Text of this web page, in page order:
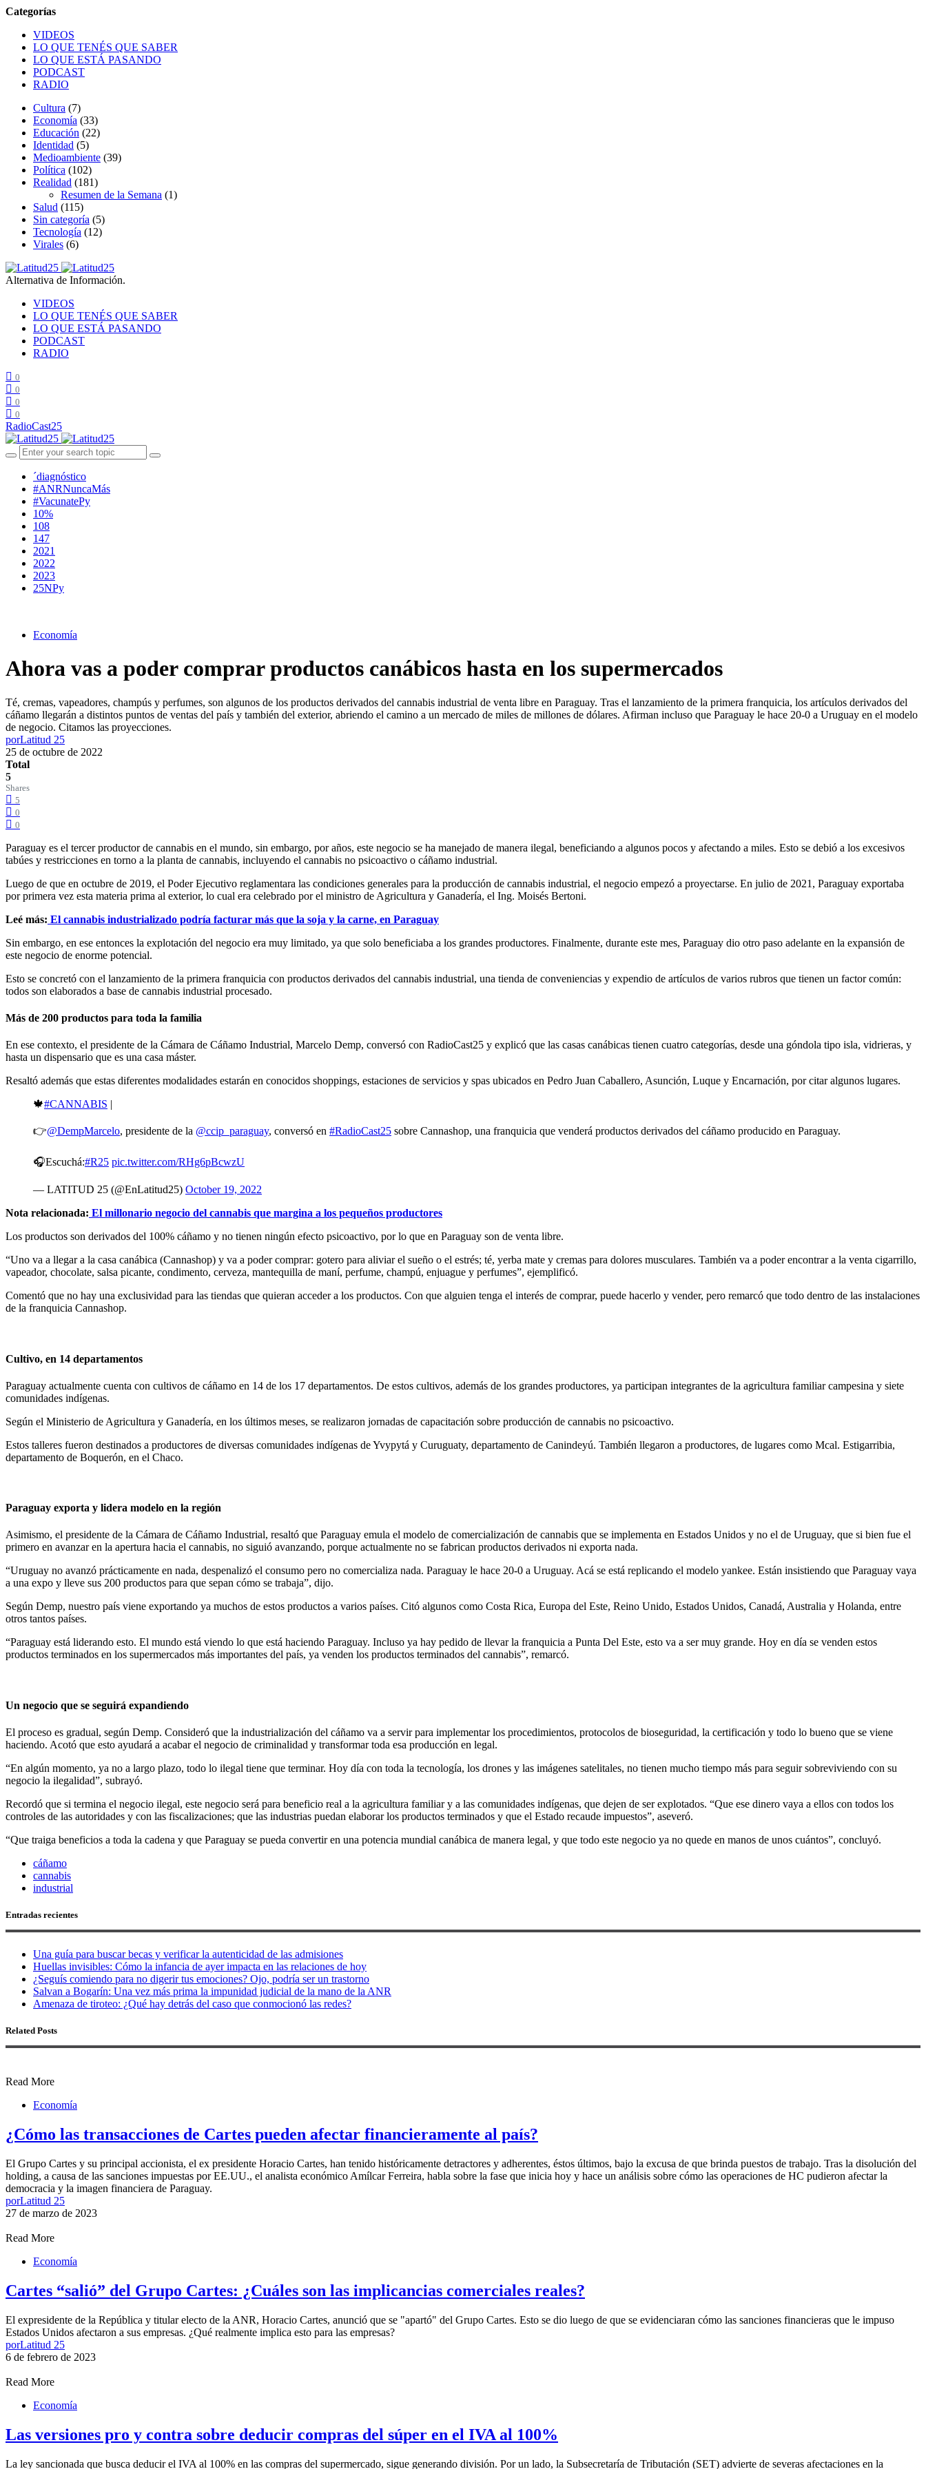
VIDEOS
LO QUE TENÉS QUE SABER
LO QUE ESTÁ PASANDO
PODCAST
RADIO
Cultura (7)
Economía (33)
Educación (22)
Identidad (5)
Medioambiente (39)
Política (102)
Realidad (181)
Resumen de la Semana (1)
Salud (115)
Sin categoría (5)
Tecnología (12)
Virales (6)
Alternativa de Información.
VIDEOS
LO QUE TENÉS QUE SABER
LO QUE ESTÁ PASANDO
PODCAST
RADIO
0
0
0
0
RadioCast25
´diagnóstico
#ANRNuncaMás
#VacunatePy
10%
108
147
2021
2022
2023
25NPy
Economía
Ahora vas a poder comprar productos canábicos hasta en los supermercados
Té, cremas, vapeadores, champús y perfumes, son algunos de los productos derivados del cannabis industrial de venta libre en Paraguay. Tras el lanzamiento de la primera franquicia, los artículos derivados del
cáñamo llegarán a distintos puntos de ventas del país y también del exterior, abriendo el camino a un mercado de miles de millones de dólares. Afirman incluso que Paraguay le hace 20-0 a Uruguay en el modelo
de negocio. Citamos las proyecciones.
porLatitud 25
25 de octubre de 2022
Total
5
Shares
5
0
0
Paraguay es el tercer productor de cannabis en el mundo, sin embargo, por años, este negocio se ha manejado de manera ilegal, beneficiando a algunos pocos y afectando a miles. Esto se debió a los excesivos
tabúes y restricciones en torno a la planta de cannabis, incluyendo el cannabis no psicoactivo o cáñamo industrial.
Luego de que en octubre de 2019, el Poder Ejecutivo reglamentara las condiciones generales para la producción de cannabis industrial, el negocio empezó a proyectarse. En julio de 2021, Paraguay exportaba
por primera vez esta materia prima al exterior, lo cual era celebrado por el ministro de Agricultura y Ganadería, el Ing. Moisés Bertoni.
Leé más: El cannabis industrializado podría facturar más que la soja y la carne, en Paraguay
Sin embargo, en ese entonces la explotación del negocio era muy limitado, ya que solo beneficiaba a los grandes productores. Finalmente, durante este mes, Paraguay dio otro paso adelante en la expansión de
este negocio de enorme potencial.
Esto se concretó con el lanzamiento de la primera franquicia con productos derivados del cannabis industrial, una tienda de conveniencias y expendio de artículos de varios rubros que tienen un factor común:
todos son elaborados a base de cannabis industrial procesado.
Más de 200 productos para toda la familia
En ese contexto, el presidente de la Cámara de Cáñamo Industrial, Marcelo Demp, conversó con RadioCast25 y explicó que las casas canábicas tienen cuatro categorías, desde una góndola tipo isla, vidrieras, y
hasta un dispensario que es una casa máster.
Resaltó además que estas diferentes modalidades estarán en conocidos shoppings, estaciones de servicios y spas ubicados en Pedro Juan Caballero, Asunción, Luque y Encarnación, por citar algunos lugares.
🍁#CANNABIS |
👉@DempMarcelo, presidente de la @ccip_paraguay, conversó en #RadioCast25 sobre Cannashop, una franquicia que venderá productos derivados del cáñamo producido en Paraguay.
🎧Escuchá:#R25 pic.twitter.com/RHg6pBcwzU
— LATITUD 25 (@EnLatitud25) October 19, 2022
Nota relacionada: El millonario negocio del cannabis que margina a los pequeños productores
Los productos son derivados del 100% cáñamo y no tienen ningún efecto psicoactivo, por lo que en Paraguay son de venta libre.
“Uno va a llegar a la casa canábica (Cannashop) y va a poder comprar: gotero para aliviar el sueño o el estrés; té, yerba mate y cremas para dolores musculares. También va a poder encontrar a la venta cigarrillo,
vapeador, chocolate, salsa picante, condimento, cerveza, mantequilla de maní, perfume, champú, enjuague y perfumes”, ejemplificó.
Comentó que no hay una exclusividad para las tiendas que quieran acceder a los productos. Con que alguien tenga el interés de comprar, puede hacerlo y vender, pero remarcó que todo dentro de las instalaciones
de la franquicia Cannashop.
Cultivo, en 14 departamentos
Paraguay actualmente cuenta con cultivos de cáñamo en 14 de los 17 departamentos. De estos cultivos, además de los grandes productores, ya participan integrantes de la agricultura familiar campesina y siete
comunidades indígenas.
Según el Ministerio de Agricultura y Ganadería, en los últimos meses, se realizaron jornadas de capacitación sobre producción de cannabis no psicoactivo.
Estos talleres fueron destinados a productores de diversas comunidades indígenas de Yvypytá y Curuguaty, departamento de Canindeyú. También llegaron a productores, de lugares como Mcal. Estigarribia,
departamento de Boquerón, en el Chaco.
Paraguay exporta y lidera modelo en la región
Asimismo, el presidente de la Cámara de Cáñamo Industrial, resaltó que Paraguay emula el modelo de comercialización de cannabis que se implementa en Estados Unidos y no el de Uruguay, que si bien fue el
primero en avanzar en la apertura hacia el cannabis, no siguió avanzando, porque actualmente no se fabrican productos derivados ni exporta nada.
“Uruguay no avanzó prácticamente en nada, despenalizó el consumo pero no comercializa nada. Paraguay le hace 20-0 a Uruguay. Acá se está replicando el modelo yankee. Están insistiendo que Paraguay vaya
a una expo y lleve sus 200 productos para que sepan cómo se trabaja”, dijo.
Según Demp, nuestro país viene exportando ya muchos de estos productos a varios países. Citó algunos como Costa Rica, Europa del Este, Reino Unido, Estados Unidos, Canadá, Australia y Holanda, entre
otros tantos países.
“Paraguay está liderando esto. El mundo está viendo lo que está haciendo Paraguay. Incluso ya hay pedido de llevar la franquicia a Punta Del Este, esto va a ser muy grande. Hoy en día se venden estos
productos terminados en los supermercados más importantes del país, ya venden los productos terminados del cannabis”, remarcó.
Un negocio que se seguirá expandiendo
El proceso es gradual, según Demp. Consideró que la industrialización del cáñamo va a servir para implementar los procedimientos, protocolos de bioseguridad, la certificación y todo lo bueno que se viene
haciendo. Acotó que esto ayudará a acabar el negocio de criminalidad y transformar toda esa producción en legal.
“En algún momento, ya no a largo plazo, todo lo ilegal tiene que terminar. Hoy día con toda la tecnología, los drones y las imágenes satelitales, no tienen mucho tiempo más para seguir sobreviviendo con su
negocio la ilegalidad”, subrayó.
Recordó que si termina el negocio ilegal, este negocio será para beneficio real a la agricultura familiar y a las comunidades indígenas, que dejen de ser explotados. “Que ese dinero vaya a ellos con todos los
controles de las autoridades y con las fiscalizaciones; que las industrias puedan elaborar los productos terminados y que el Estado recaude impuestos”, aseveró.
“Que traiga beneficios a toda la cadena y que Paraguay se pueda convertir en una potencia mundial canábica de manera legal, y que todo este negocio ya no quede en manos de unos cuántos”, concluyó.
cáñamo
cannabis
industrial
Entradas recientes
Una guía para buscar becas y verificar la autenticidad de las admisiones
Huellas invisibles: Cómo la infancia de ayer impacta en las relaciones de hoy
¿Seguís comiendo para no digerir tus emociones? Ojo, podría ser un trastorno
Salvan a Bogarín: Una vez más prima la impunidad judicial de la mano de la ANR
Amenaza de tiroteo: ¿Qué hay detrás del caso que conmocionó las redes?
Related Posts
Read More
Economía
¿Cómo las transacciones de Cartes pueden afectar financieramente al país?
El Grupo Cartes y su principal accionista, el ex presidente Horacio Cartes, han tenido históricamente detractores y adherentes, éstos últimos, bajo la excusa de que brinda puestos de trabajo. Tras la disolución del
holding, a causa de las sanciones impuestas por EE.UU., el analista económico Amílcar Ferreira, habla sobre la fase que inicia hoy y hace un análisis sobre cómo las operaciones de HC pudieron afectar la
democracia y la imagen financiera de Paraguay.
porLatitud 25
27 de marzo de 2023
Read More
Economía
Cartes “salió” del Grupo Cartes: ¿Cuáles son las implicancias comerciales reales?
El expresidente de la República y titular electo de la ANR, Horacio Cartes, anunció que se "apartó" del Grupo Cartes. Esto se dio luego de que se evidenciaran cómo las sanciones financieras que le impuso
Estados Unidos afectaron a sus empresas. ¿Qué realmente implica esto para las empresas?
porLatitud 25
6 de febrero de 2023
Read More
Economía
Las versiones pro y contra sobre deducir compras del súper en el IVA al 100%
La ley sancionada que busca deducir el IVA al 100% en las compras del supermercado, sigue generando división. Por un lado, la Subsecretaría de Tributación (SET) advierte de severas afectaciones en la